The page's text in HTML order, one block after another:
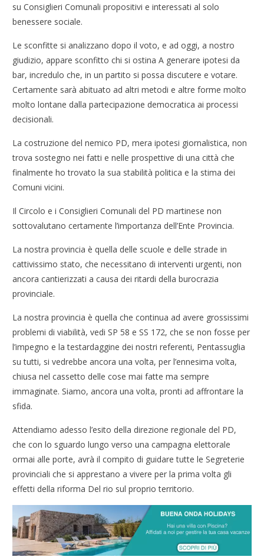
su Consiglieri Comunali propositivi e interessati al solo
benessere sociale.
Le sconfitte si analizzano dopo il voto, e ad oggi, a nostro
giudizio, appare sconfitto chi si ostina A generare ipotesi da
bar, incredulo che, in un partito si possa discutere e votare.
Certamente sarà abituato ad altri metodi e altre forme molto
molto lontane dalla partecipazione democratica ai processi
decisionali.
La costruzione del nemico PD, mera ipotesi giornalistica, non
trova sostegno nei fatti e nelle prospettive di una città che
finalmente ho trovato la sua stabilità politica e la stima dei
Comuni vicini.
Il Circolo e i Consiglieri Comunali del PD martinese non
sottovalutano certamente l’importanza dell’Ente Provincia.
La nostra provincia è quella delle scuole e delle strade in
cattivissimo stato, che necessitano di interventi urgenti, non
ancora cantierizzati a causa dei ritardi della burocrazia
provinciale.
La nostra provincia è quella che continua ad avere grossissimi
problemi di viabilità, vedi SP 58 e SS 172, che se non fosse per
l’impegno e la testardaggine dei nostri referenti, Pentassuglia
su tutti, si vedrebbe ancora una volta, per l’ennesima volta,
chiusa nel cassetto delle cose mai fatte ma sempre
immaginate. Siamo, ancora una volta, pronti ad affrontare la
sfida.
Attendiamo adesso l’esito della direzione regionale del PD,
che con lo sguardo lungo verso una campagna elettorale
ormai alle porte, avrà il compito di guidare tutte le Segreterie
provinciali che si apprestano a vivere per la prima volta gli
effetti della riforma Del rio sul proprio territorio.